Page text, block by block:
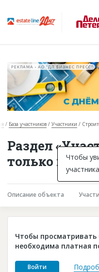
Горячие объекты
База строящихся
Инвестпроекты
Глоссарий
Платные услуги
Пресс-релизы
РЕКЛАМА • АО "ДП БИЗНЕС ПРЕСС"
База участников Участники
Раздел
только
Описание объекта
Чтобы
необходима платная
Войти
Чтобы